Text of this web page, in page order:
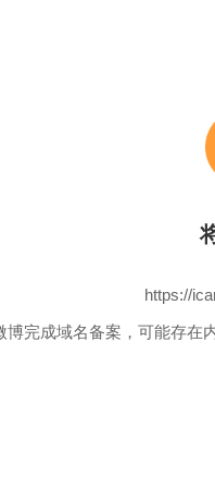
博完成域名备案，可能存在